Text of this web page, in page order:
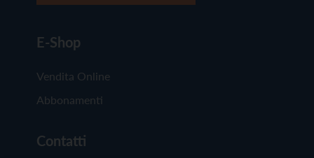
E-Shop
Vendita Online
Abbonamenti
Contatti